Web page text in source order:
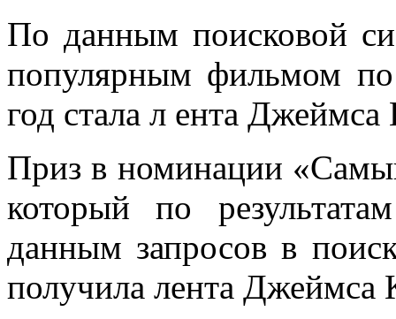
По данным поисковой
популярным фильмом по
год стала л ента
Приз в номинации
который по
данным запросов в
получила лента Джеймса